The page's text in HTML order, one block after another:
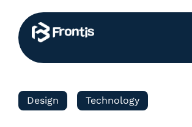
Design Technology